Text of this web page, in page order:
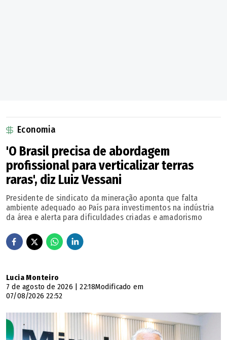
Economia
'O Brasil precisa de abordagem
profissional para verticalizar terras
raras', diz Luiz Vessani
Presidente de sindicato da mineração aponta que falta
ambiente adequado ao País para investimentos na indústria
da área e alerta para dificuldades criadas e amadorismo
Lucia Monteiro
7 de agosto de 2026 | 22:18Modificado em
07/08/2026 22:52